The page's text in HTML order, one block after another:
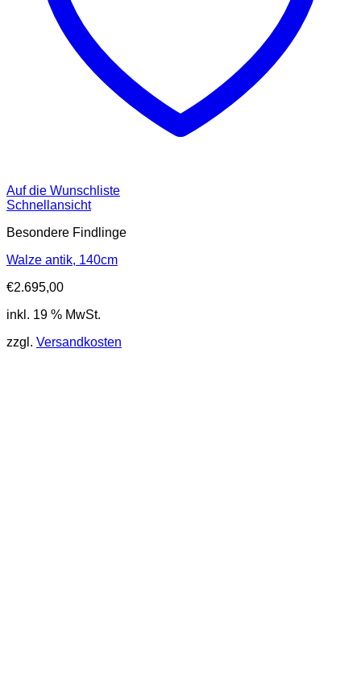
Auf die Wunschliste
Schnellansicht
Besondere Findlinge
Walze antik, 140cm
€2.695,00
inkl. 19 % MwSt.
zzgl. Versandkosten